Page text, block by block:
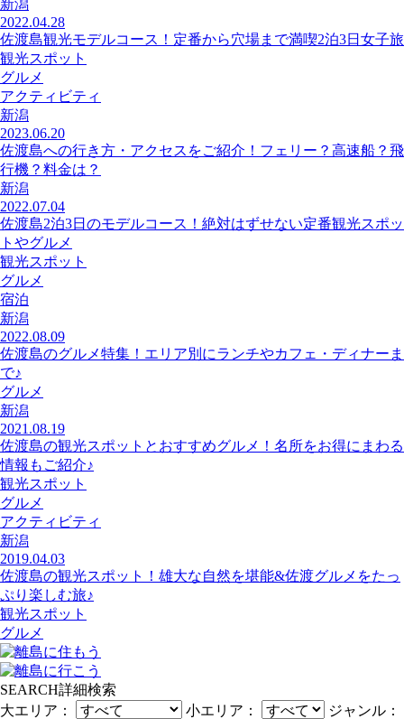
新潟
2022.04.28
佐渡島観光モデルコース！定番から穴場まで満喫2泊3日女子旅
観光スポット
グルメ
アクティビティ
新潟
2023.06.20
佐渡島への行き方・アクセスをご紹介！フェリー？高速船？飛
行機？料金は？
新潟
2022.07.04
佐渡島2泊3日のモデルコース！絶対はずせない定番観光スポッ
トやグルメ
観光スポット
グルメ
宿泊
新潟
2022.08.09
佐渡島のグルメ特集！エリア別にランチやカフェ・ディナーま
で♪
グルメ
新潟
2021.08.19
佐渡島の観光スポットとおすすめグルメ！名所をお得にまわる
情報もご紹介♪
観光スポット
グルメ
アクティビティ
新潟
2019.04.03
佐渡島の観光スポット！雄大な自然を堪能&佐渡グルメをたっ
ぷり楽しむ旅♪
観光スポット
グルメ
SEARCH詳細検索
大エリア：
小エリア：
ジャンル：